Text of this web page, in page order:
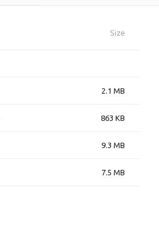
Size
2.1 MB
863 KB
9.3 MB
7.5 MB